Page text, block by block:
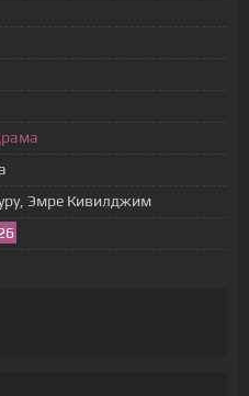
Эмре Кивилджим